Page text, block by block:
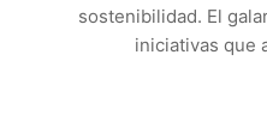
sostenibilidad. El
iniciativas que